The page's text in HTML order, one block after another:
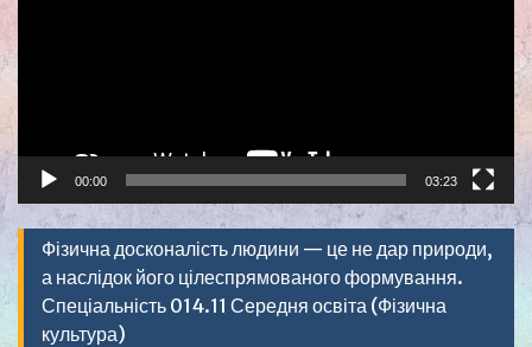
00:00 03:23
Фізична досконалість людини — це не дар природи,
а наслідок його цілеспрямованого формування.
Спеціальність 014.11 Середня освіта (Фізична
культура)